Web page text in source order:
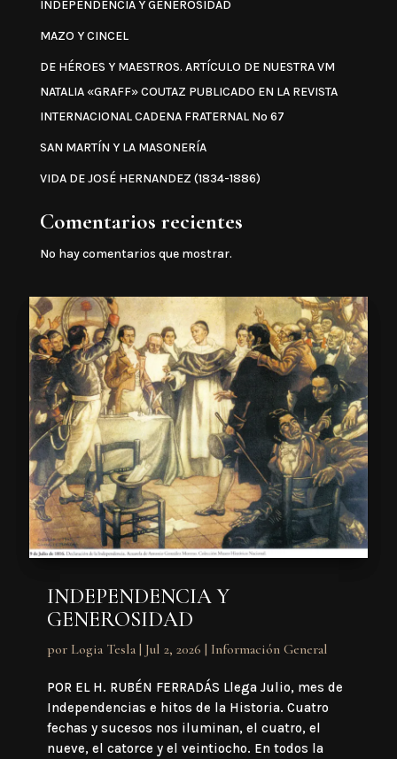
INDEPENDENCIA Y GENEROSIDAD
MAZO Y CINCEL
DE HÉROES Y MAESTROS. ARTÍCULO DE NUESTRA VM
NATALIA «GRAFF» COUTAZ PUBLICADO EN LA REVISTA
INTERNACIONAL CADENA FRATERNAL Nº 67
SAN MARTÍN Y LA MASONERÍA
VIDA DE JOSÉ HERNANDEZ (1834-1886)
Comentarios recientes
No hay comentarios que mostrar.
INDEPENDENCIA Y
GENEROSIDAD
por Logia Tesla| Jul 2, 2026 | Información General
POR EL H. RUBÉN FERRADÁS Llega Julio, mes de
Independencias e hitos de la Historia. Cuatro
fechas y sucesos nos iluminan, el cuatro, el
nueve, el catorce y el veintiocho. En todos la